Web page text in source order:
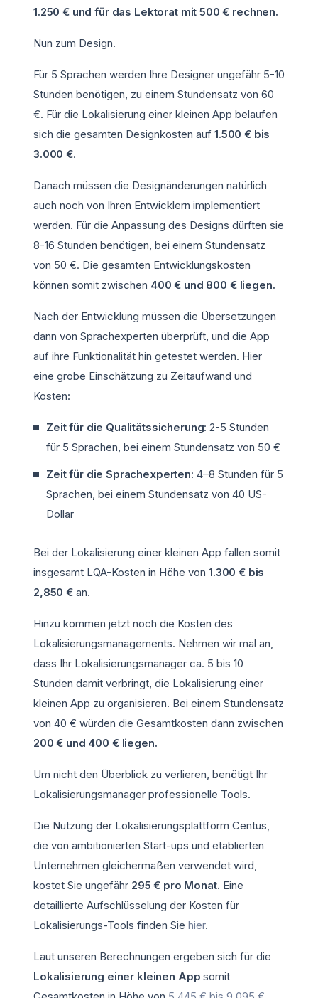
1.250 € und für das Lektorat mit 500 € rechnen.
Nun zum Design.
Für 5 Sprachen werden Ihre Designer ungefähr 5-10
Stunden benötigen, zu einem Stundensatz von 60
€. Für die Lokalisierung einer kleinen App belaufen
sich die gesamten Designkosten auf 1.500 € bis
3.000 €.
Danach müssen die Designänderungen natürlich
auch noch von Ihren Entwicklern implementiert
werden. Für die Anpassung des Designs dürften sie
8-16 Stunden benötigen, bei einem Stundensatz
von 50 €. Die gesamten Entwicklungskosten
können somit zwischen 400 € und 800 € liegen.
Nach der Entwicklung müssen die Übersetzungen
dann von Sprachexperten überprüft, und die App
auf ihre Funktionalität hin getestet werden. Hier
eine grobe Einschätzung zu Zeitaufwand und
Kosten:
Zeit für die Qualitätssicherung: 2-5 Stunden
für 5 Sprachen, bei einem Stundensatz von 50 €
Zeit für die Sprachexperten: 4–8 Stunden für 5
Sprachen, bei einem Stundensatz von 40 US-
Dollar
Bei der Lokalisierung einer kleinen App fallen somit
insgesamt LQA-Kosten in Höhe von 1.300 € bis
2,850 €an.
Hinzu kommen jetzt noch die Kosten des
Lokalisierungsmanagements. Nehmen wir mal an,
dass Ihr Lokalisierungsmanager ca. 5 bis 10
Stunden damit verbringt, die Lokalisierung einer
kleinen App zu organisieren. Bei einem Stundensatz
von 40 € würden die Gesamtkosten dann zwischen
200 € und 400 € liegen.
Um nicht den Überblick zu verlieren, benötigt Ihr
Lokalisierungsmanager professionelle Tools.
Die Nutzung der Lokalisierungsplattform Centus,
die von ambitionierten Start-ups und etablierten
Unternehmen gleichermaßen verwendet wird,
kostet Sie ungefähr 295 € pro Monat. Eine
detaillierte Aufschlüsselung der Kosten für
Lokalisierungs-Tools finden Sie hier.
Laut unseren Berechnungen ergeben sich für die
Lokalisierung einer kleinen App somit